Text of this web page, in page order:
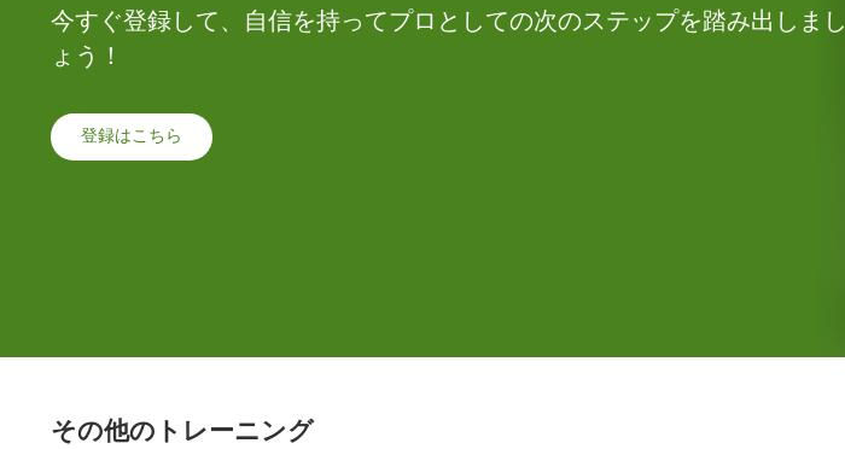
今すぐ登録して、自信を持ってプロとしての次のステップを踏み出しまし
ょう！
登録はこちら
その他のトレーニング